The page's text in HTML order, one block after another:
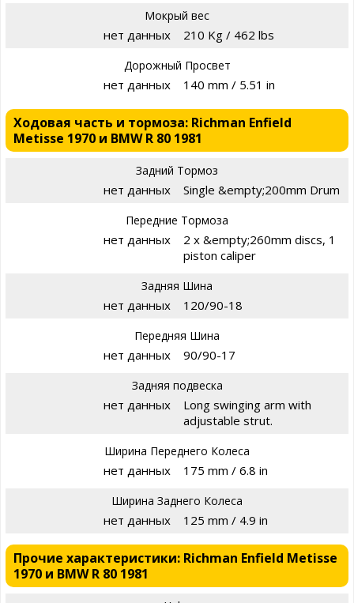
Мокрый вес
нет данных 210 Kg / 462 lbs
Дорожный Просвет
нет данных 140 mm / 5.51 in
Ходовая часть и тормоза: Richman Enfield
Metisse 1970 и BMW R 80 1981
Задний Тормоз
нет данных Single &empty;200mm Drum
Передние Тормоза
нет данных
2 x &empty;260mm discs, 1
piston caliper
Задняя Шина
нет данных 120/90-18
Передняя Шина
нет данных 90/90-17
Задняя подвеска
нет данных
Long swinging arm with
adjustable strut.
Ширина Переднего Колеса
нет данных 175 mm / 6.8 in
Ширина Заднего Колеса
нет данных 125 mm / 4.9 in
Прочие характеристики: Richman Enfield Metisse
1970 и BMW R 80 1981